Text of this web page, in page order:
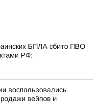
БПЛА сбито ПВО
РФ:
воспользовались
вейпов и